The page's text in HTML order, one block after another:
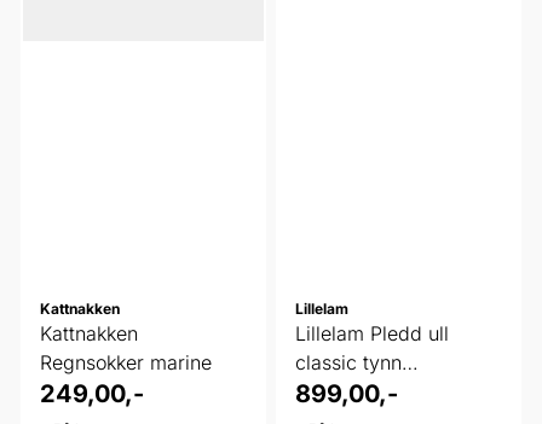
Kattnakken
Kattnakken
Regnsokker marine
249,00,-
Lillelam
Lillelam Pledd ull
classic tynn
himmelrosa
899,00,-